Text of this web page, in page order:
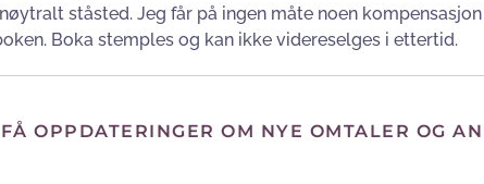
ståsted. Jeg får på ingen måte noen
Boka stemples og kan ikke videreselges i ettertid.
OPPDATERINGER OM NYE OMTALER OG